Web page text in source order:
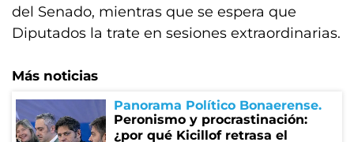
del Senado, mientras que se espera que
Diputados la trate en sesiones extraordinarias.
Más noticias
Panorama Político Bonaerense
Peronismo y procrastinación:
¿por qué Kicillof retrasa el